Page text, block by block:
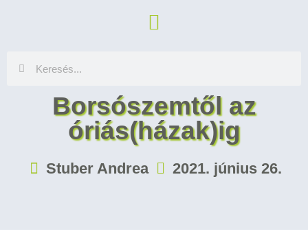
Borsószemtől az
óriás(házak)ig
Stuber Andrea 2021. június 26.